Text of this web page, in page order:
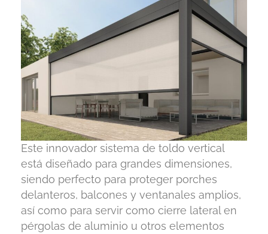
Este innovador sistema de toldo vertical
está diseñado para grandes dimensiones,
siendo perfecto para proteger porches
delanteros, balcones y ventanales amplios,
así como para servir como cierre lateral en
pérgolas de aluminio u otros elementos